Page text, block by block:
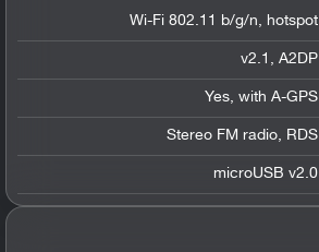
Wi-Fi 802.11 b/g/n, hotspot
v2.1, A2DP
Yes, with A-GPS
Stereo FM radio, RDS
microUSB v2.0